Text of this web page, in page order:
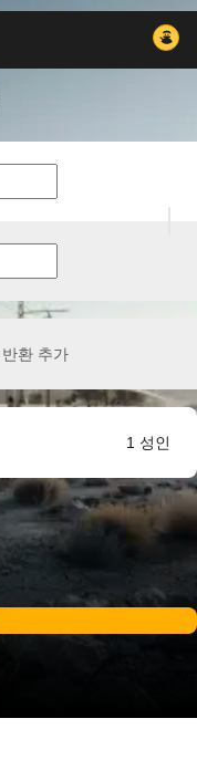
반환 추가
1 성인